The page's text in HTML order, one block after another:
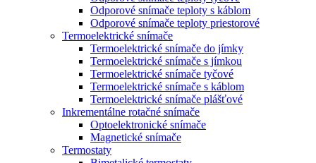
Odporové snímače teploty s káblom
Odporové snímače teploty priestorové
Termoelektrické snímače
Termoelektrické snímače do jímky
Termoelektrické snímače s jímkou
Termoelektrické snímače tyčové
Termoelektrické snímače s káblom
Termoelektrické snímače plášťové
Inkrementálne rotačné snímače
Optoelektronické snímače
Magnetické snímače
Termostaty